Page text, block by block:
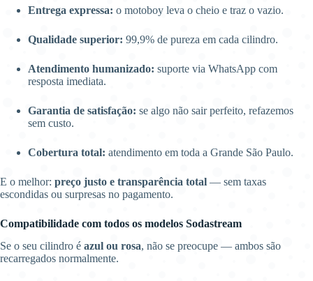
Entrega expressa: o motoboy leva o cheio e traz o vazio.
Qualidade superior: 99,9% de pureza em cada cilindro.
Atendimento humanizado: suporte via WhatsApp com
resposta imediata.
Garantia de satisfação: se algo não sair perfeito, refazemos
sem custo.
Cobertura total: atendimento em toda a Grande São Paulo.
E o melhor: preço justo e transparência total — sem taxas
escondidas ou surpresas no pagamento.
Compatibilidade com todos os modelos Sodastream
Se o seu cilindro é azul ou rosa, não se preocupe — ambos são
recarregados normalmente.